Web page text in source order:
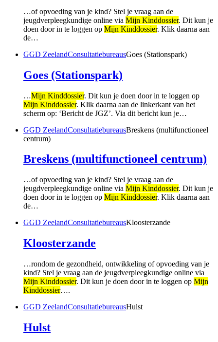
…of opvoeding van je kind? Stel je vraag aan de
jeugdverpleegkundige online via Mijn Kinddossier. Dit kun je
doen door in te loggen op Mijn Kinddossier. Klik daarna aan
de…
GGD ZeelandConsultatiebureausGoes (Stationspark)
Goes (Stationspark)
…Mijn Kinddossier. Dit kun je doen door in te loggen op
Mijn Kinddossier. Klik daarna aan de linkerkant van het
scherm op: ‘Bericht de JGZ’. Via dit bericht kun je…
GGD ZeelandConsultatiebureausBreskens (multifunctioneel
centrum)
Breskens (multifunctioneel centrum)
…of opvoeding van je kind? Stel je vraag aan de
jeugdverpleegkundige online via Mijn Kinddossier. Dit kun je
doen door in te loggen op Mijn Kinddossier. Klik daarna aan
de…
GGD ZeelandConsultatiebureausKloosterzande
Kloosterzande
…rondom de gezondheid, ontwikkeling of opvoeding van je
kind? Stel je vraag aan de jeugdverpleegkundige online via
Mijn Kinddossier. Dit kun je doen door in te loggen op Mijn
Kinddossier….
GGD ZeelandConsultatiebureausHulst
Hulst